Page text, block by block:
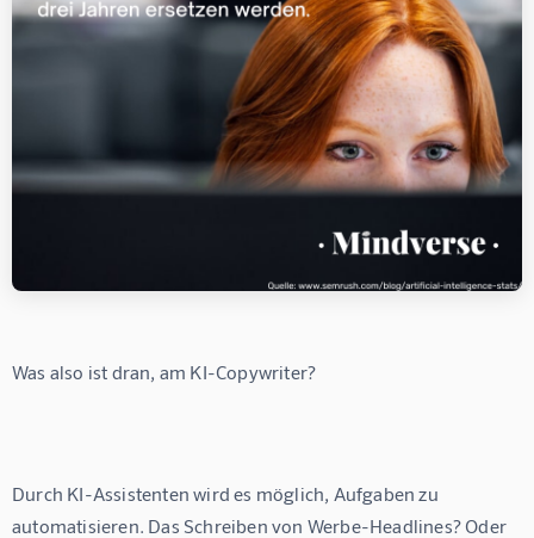
Was also ist dran, am KI-Copywriter?
Durch KI-Assistenten wird es möglich, Aufgaben zu
automatisieren. Das Schreiben von Werbe-Headlines? Oder